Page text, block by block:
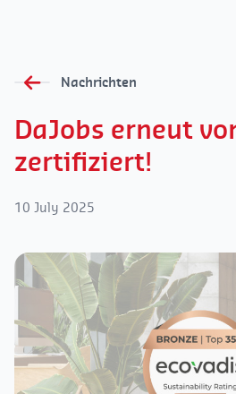
Nachrichten
DaJobs erneut
zertifiziert!
10 July 2025